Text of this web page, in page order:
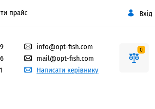
прайс Вхід
info@opt-fish.com
mail@opt-fish.com
Написати керівнику
0